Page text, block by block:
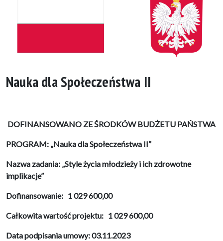
Nauka dla Społeczeństwa II
DOFINANSOWANO ZEŚRODKÓW BUDŻETU PAŃSTWA
PROGRAM: „Nauka dla Społeczeństwa II”
Nazwa zadania: „Style życia młodzieży i ich zdrowotne
implikacje”
Dofinansowanie: 1 029 600,00
Całkowita wartość projektu: 1 029 600,00
Data podpisania umowy: 03.11.2023